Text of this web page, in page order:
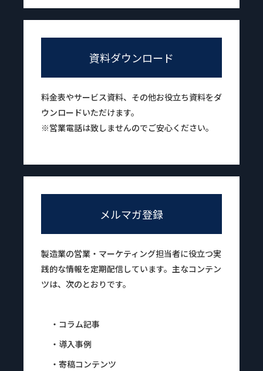
資料ダウンロード
料金表やサービス資料、その他お役立ち資料をダ
ウンロードいただけます。
※営業電話は致しませんのでご安心ください。
メルマガ登録
製造業の営業・マーケティング担当者に役立つ実
践的な情報を定期配信しています。主なコンテン
ツは、次のとおりです。
・コラム記事
・導入事例
・寄稿コンテンツ